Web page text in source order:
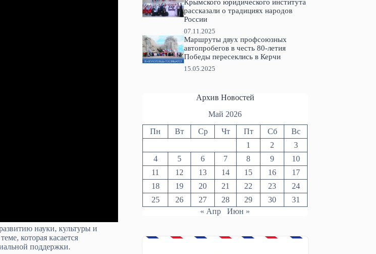
науки, культуры и
которая касается
поддержки.
Крымского юридического института
рассказали о традициях народов
России
07.11.2025
Маршруты двух профсоюзных
автопробегов в честь 80-летия
Победы пересеклись в Керчи
15.05.2025
Архив Новостей
Май 2026
Пн Вт Ср Чт Пт Сб
Вс
1
2
3
4
5 6 7 8 9
10
11
12 13 14 15 16
17
18
19 20 21 22 23
24
25
26 27 28 29 30
31
« Апр
Июн »